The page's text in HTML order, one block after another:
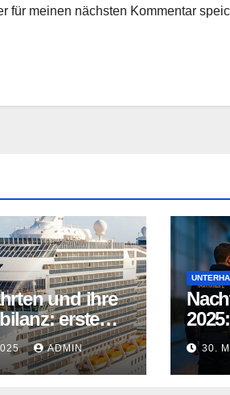
für meinen nächsten Kommentar
und ihre
erste
Wege
ADMIN
ARD
30.